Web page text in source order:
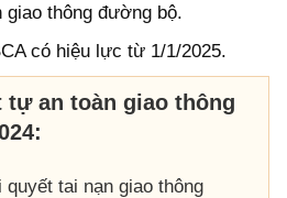
giao thông đường bộ.
có hiệu lực từ 1/1/2025.
tự an toàn giao thông
tai nạn giao thông